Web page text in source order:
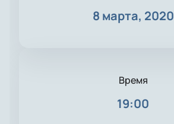
8 марта, 2020
Время
19:00